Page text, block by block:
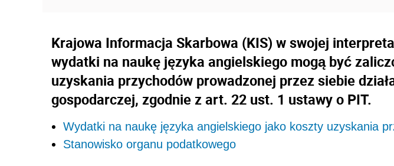
Krajowa Informacja Skarbowa (KIS) w swojej
wydatki na naukę języka angielskiego mogą być
uzyskania przychodów prowadzonej przez siebie
gospodarczej, zgodnie z art. 22 ust. 1 ustawy o PIT.
Wydatki na naukę języka angielskiego jako koszty uzyskania
Stanowisko organu podatkowego